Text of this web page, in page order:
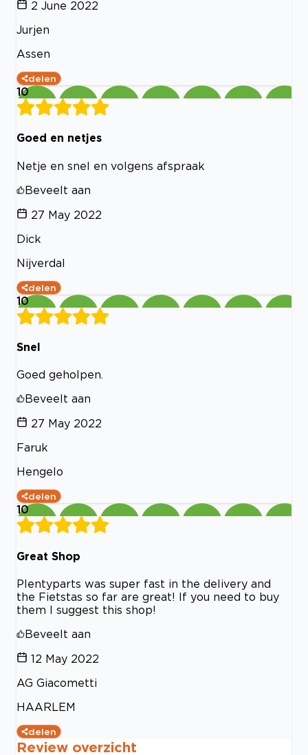
2 June 2022
Jurjen
Assen
delen
10
Goed en netjes
Netje en snel en volgens afspraak
Beveelt aan
27 May 2022
Dick
Nijverdal
delen
10
Snel
Goed geholpen.
Beveelt aan
27 May 2022
Faruk
Hengelo
delen
10
Great Shop
Plentyparts was super fast in the delivery and
the Fietstas so far are great! If you need to buy
them I suggest this shop!
Beveelt aan
12 May 2022
AG Giacometti
HAARLEM
delen
Review overzicht